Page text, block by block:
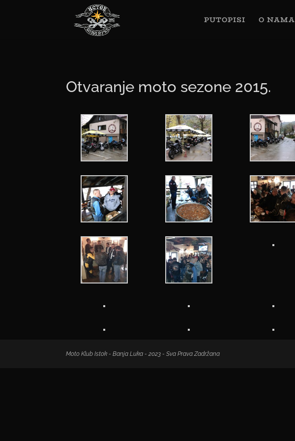
PUTOPISI O NAMA
Otvaranje moto sezone 2015.
Moto Klub Istok - Banja Luka - 2023 - Sva Prava Zadržana